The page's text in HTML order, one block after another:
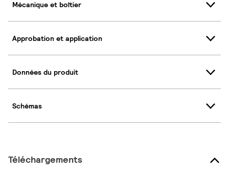
Mécanique et boîtier
Approbation et application
Données du produit
Schémas
Téléchargements